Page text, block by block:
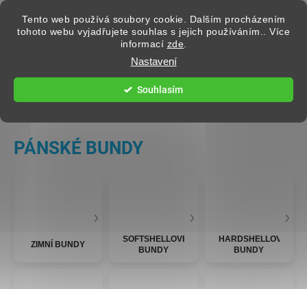
Tento web používá soubory cookie. Dalším procházením
tohoto webu vyjadřujete souhlas s jejich používáním.. Více
informací zde.
Nastavení
Souhlasím
Přejít na obsah
PÁNSKÉ OBLEČENÍ
PÁNSKÉ BUNDY
ZIMNÍ BUNDY
SOFTSHELLOVÉ
BUNDY
HARDSHELLOVÉ
BUNDY